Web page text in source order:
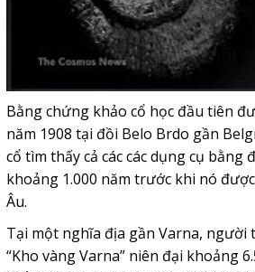
Bằng chứng khảo cổ học đầu tiên
năm 1908 tại đồi Belo Brdo gần
cổ tìm thấy cả các các dụng cụ bằng
khoảng 1.000 năm trước khi nó
Âu.
Tại một nghĩa địa gần Varna, người
“Kho vàng Varna” niên đại khoảng